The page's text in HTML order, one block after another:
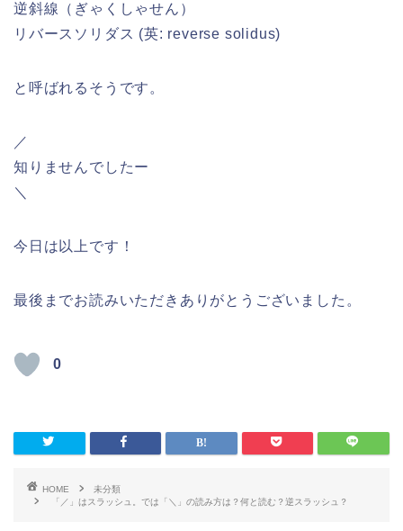
逆斜線（ぎゃくしゃせん）
リバースソリダス (英: reverse solidus)
と呼ばれるそうです。
／
知りませんでしたー
＼
今日は以上です！
最後までお読みいただきありがとうございました。
0
HOME
未分類
「／」はスラッシュ。では「＼」の読み方は？何と読む？逆スラッシュ？